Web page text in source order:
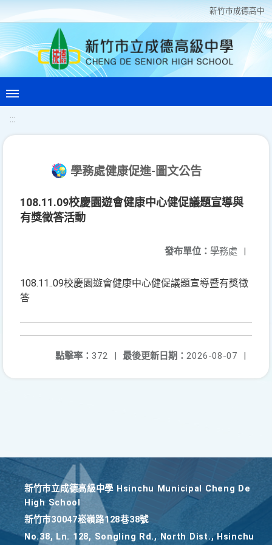
新竹巿成德高中
:::
學務處健康促進-圖文公告
108.11.09校慶園遊會健康中心健促議題宣導與
有獎徵答活動
發布單位： 學務處 |
108.11..09校慶園遊會健康中心健促議題宣導暨有獎徵
答
最後更新日期： 2026-08-07 |
點擊率： 372 |
新竹巿立成德高級中學 Hsinchu Municipal Cheng De
High School
新竹巿30047崧嶺路128巷38號
No.38, Ln. 128, Songling Rd., North Dist., Hsinchu